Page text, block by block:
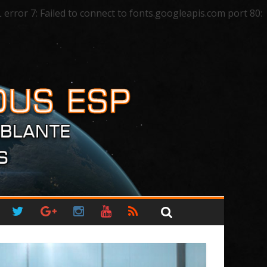
7: Failed to connect to fonts.googleapis.com port 80: